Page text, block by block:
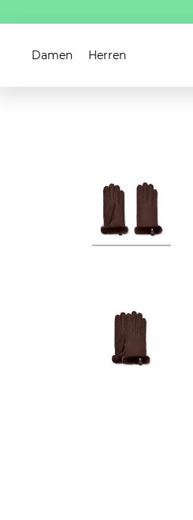
Damen Herren